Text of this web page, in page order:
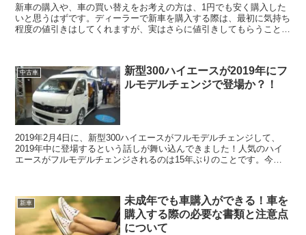
新車の購入や、車の買い替えをお考えの方は、1円でも安く購入した
いと思うはずです。ディーラーで新車を購入する際は、最初に気持ち
程度の値引きはしてくれますが、実はさらに値引きしてもらうことが
ます。
中古車
新型300ハイエースが2019年にフ
ルモデルチェンジで登場か？！
2019年2月4日に、新型300ハイエースがフルモデルチェンジして、
2019年中に登場するという話しが舞い込んできました！人気のハイ
エースがフルモデルチェンジされるのは15年ぶりのことです。今回
新車
未成年でも車購入ができる！車を
購入する際の必要な書類と注意点
について